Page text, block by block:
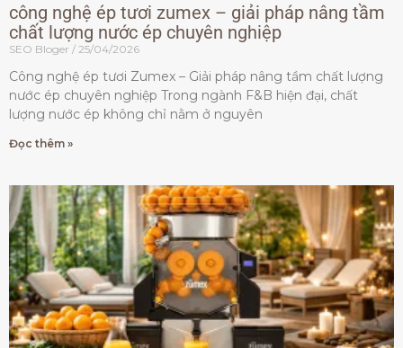
công nghệ ép tươi zumex – giải pháp nâng tầm
chất lượng nước ép chuyên nghiệp
SEO Bloger 25/04/2026
Công nghệ ép tươi Zumex – Giải pháp nâng tầm chất lượng
nước ép chuyên nghiệp Trong ngành F&B hiện đại, chất
lượng nước ép không chỉ nằm ở nguyên
Đọc thêm »